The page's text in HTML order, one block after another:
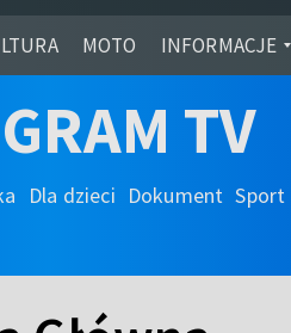
MOTO INFORMACJE
TV
Dla dzieci Dokument Sport